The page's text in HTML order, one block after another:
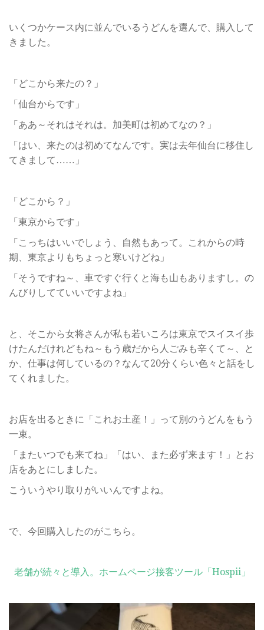
いくつかケース内に並んでいるうどんを選んで、購入して
きました。
「どこから来たの？」
「仙台からです」
「ああ～それはそれは。加美町は初めてなの？」
「はい、来たのは初めてなんです。実は去年仙台に移住し
てきまして……」
「どこから？」
「東京からです」
「こっちはいいでしょう、自然もあって。これからの時
期、東京よりもちょっと寒いけどね」
「そうですね～、車ですぐ行くと海も山もありますし。の
んびりしてていいですよね」
と、そこから女将さんが私も若いころは東京でスイスイ歩
けたんだけれどもね～もう歳だから人ごみも辛くて～、と
か、仕事は何しているの？なんて20分くらい色々と話をし
てくれました。
お店を出るときに「これお土産！」って別のうどんをもう
一束。
「またいつでも来てね」「はい、また必ず来ます！」とお
店をあとにしました。
こういうやり取りがいいんですよね。
で、今回購入したのがこちら。
老舗が続々と導入。ホームページ接客ツール「Hospii」